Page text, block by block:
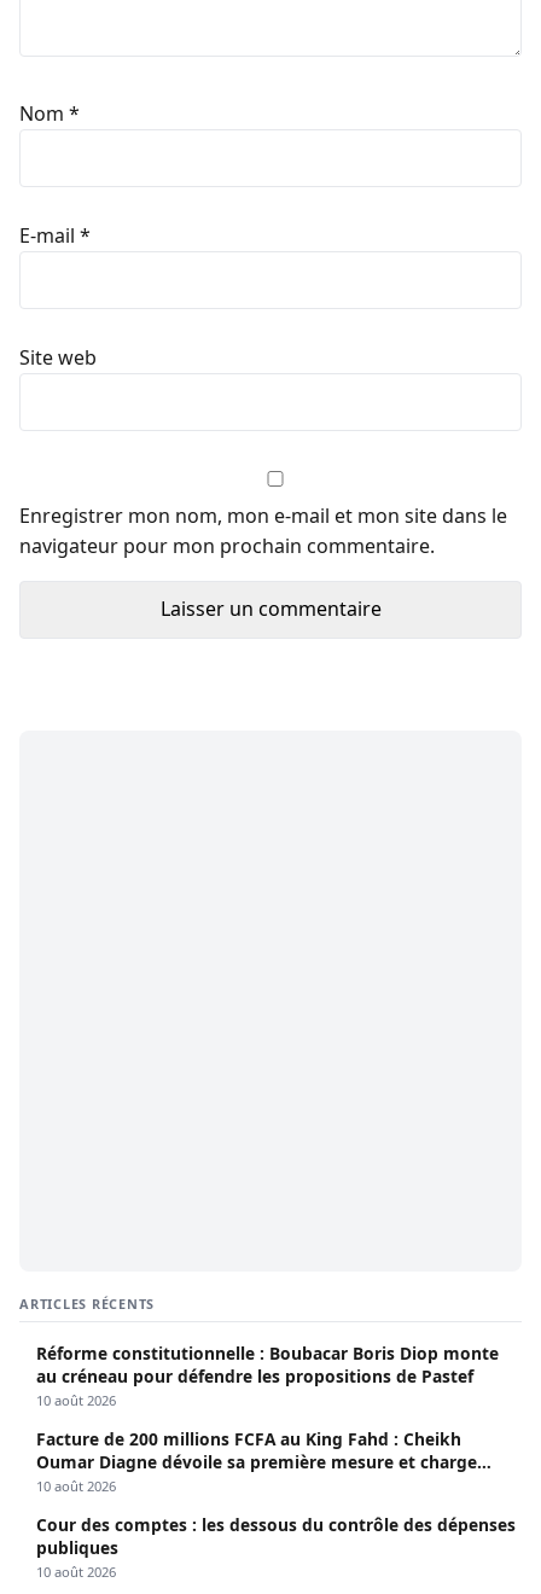
Nom *
E-mail *
Site web
Enregistrer mon nom, mon e-mail et mon site dans le
navigateur pour mon prochain commentaire.
ARTICLES RÉCENTS
Réforme constitutionnelle : Boubacar Boris Diop monte
au créneau pour défendre les propositions de Pastef
10 août 2026
Facture de 200 millions FCFA au King Fahd : Cheikh
Oumar Diagne dévoile sa première mesure et charge
Diomaye et Cie
10 août 2026
Cour des comptes : les dessous du contrôle des dépenses
publiques
10 août 2026